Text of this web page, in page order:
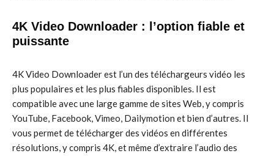
4K Video Downloader : l’option fiable et
puissante
4K Video Downloader est l’un des téléchargeurs vidéo les
plus populaires et les plus fiables disponibles. Il est
compatible avec une large gamme de sites Web, y compris
YouTube, Facebook, Vimeo, Dailymotion et bien d’autres. Il
vous permet de télécharger des vidéos en différentes
résolutions, y compris 4K, et même d’extraire l’audio des